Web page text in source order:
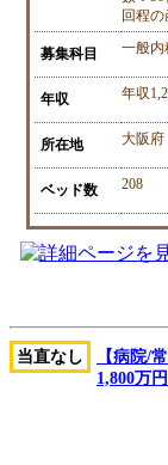
回程
募集科目 一般内
年収 年収
所在地 大阪府
ベッド数 208
当直なし
【病院/
1,800万